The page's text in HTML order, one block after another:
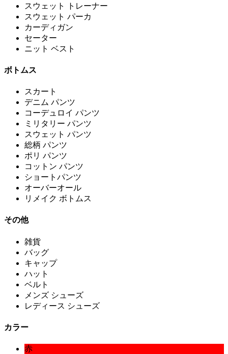
スウェット トレーナー
スウェット パーカ
カーディガン
セーター
ニット ベスト
ボトムス
スカート
デニム パンツ
コーデュロイ パンツ
ミリタリー パンツ
スウェット パンツ
総柄 パンツ
ポリ パンツ
コットン パンツ
ショートパンツ
オーバーオール
リメイク ボトムス
その他
雑貨
バッグ
キャップ
ハット
ベルト
メンズ シューズ
レディース シューズ
カラー
赤